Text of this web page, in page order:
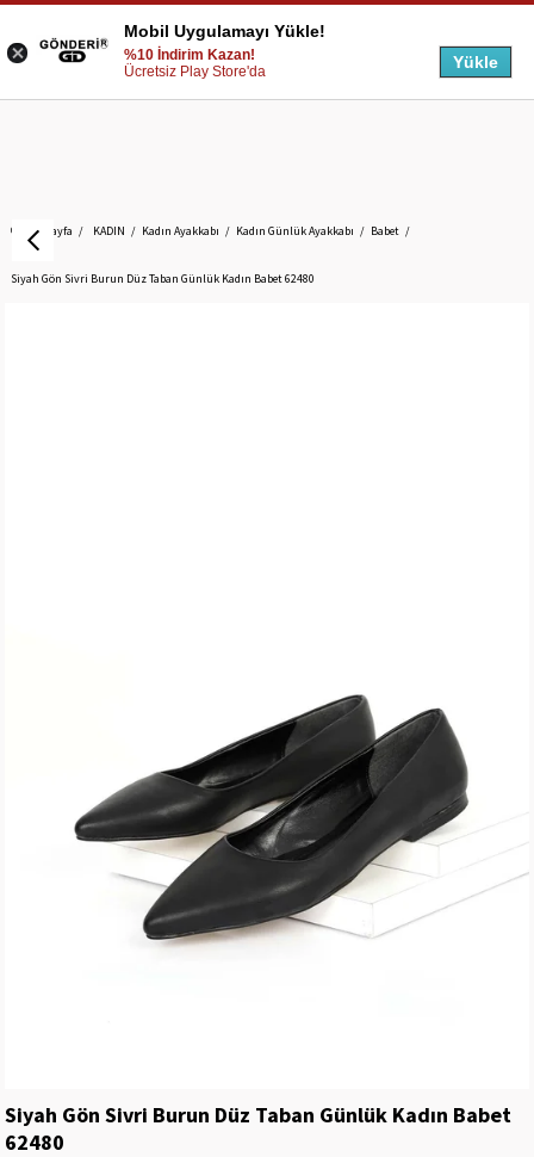
Anasayfa KADIN Kadın Ayakkabı Kadın Günlük Ayakkabı Babet
Siyah Gön Sivri Burun Düz Taban Günlük Kadın Babet 62480
Siyah Gön Sivri Burun Düz Taban Günlük Kadın Babet
62480
Mobil Uygulamayı Yükle!
%10 İndirim Kazan!
Ücretsiz Play Store'da
Yükle